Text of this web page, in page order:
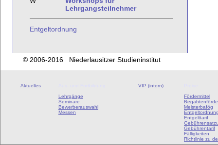
Lehrgangsteilnehmer
Entgeltordnung
© 2006-2016 Niederlausitzer Studieninstitut
Aktuelles
Lehrgänge
Seminare
Bewerberauswahl
Messen
VIP (intern)
Fördermittel
Meisterbafög
Entgelttarif
Gebührentarif
Fälligkeiten
Richtlinie zu